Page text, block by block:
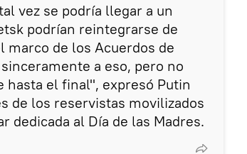
vez se podría llegar a un
podrían reintegrarse de
marco de los Acuerdos de
a eso, pero no
el final", expresó Putin
de los reservistas movilizados
dedicada al Día de las Madres.